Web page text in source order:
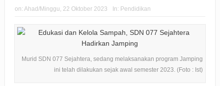
on: Ahad/Minggu, 22 Oktober 2023 In: Pendidikan
Murid SDN 077 Sejahtera, sedang melaksanakan program Jamping
ini telah dilakukan sejak awal semester 2023. (Foto : Ist)